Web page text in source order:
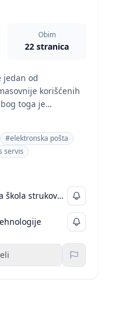
Obim
22 stranica
jedan od
korišćenih
toga je
neophodan
savremenog
#elektronska pošta
servis
Visoka poslovna škola strukovnih studija